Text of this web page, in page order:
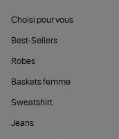
Choisi pour vous
Best-Sellers
Robes
Baskets femme
Sweatshirt
Jeans